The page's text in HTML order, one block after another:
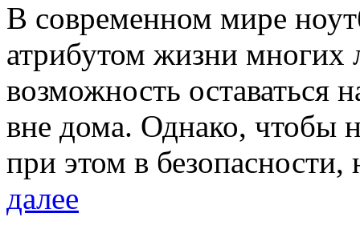
В современном мире
атрибутом жизни многих
возможность оставаться
вне дома. Однако, чтобы
при этом в
далее